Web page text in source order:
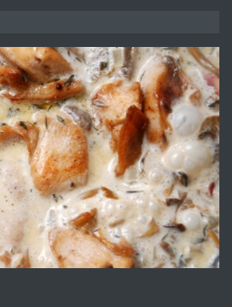
В ЦЕНТЪРА НА ГР.
преди 4 дни
гараж под наем
преди 4 дни
Магазин/Офис под наем в кв.
градина!